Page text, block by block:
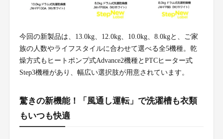
今回の新製品は、13.0kg、12.0kg、10.0kg、8.0kgと、ご家
族の人数やライフスタイルに合わせて選べる全5機種。乾
燥方式もヒートポンプ式Advance2機種とPTCヒーター式
Step3機種があり、幅広い選択肢が用意されています。
驚きの新機能！「風通し運転」で洗濯槽も衣類
もいつも快適